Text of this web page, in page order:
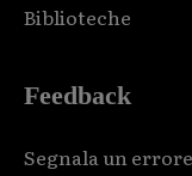
Biblioteche
Feedback
Segnala un errore